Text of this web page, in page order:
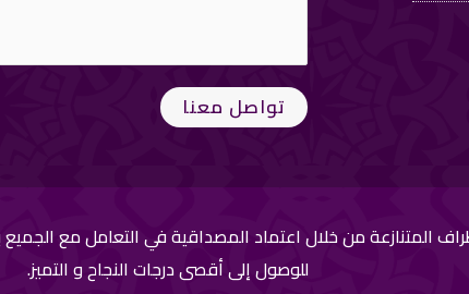
تواصل معنا
المتنازعة من خلال اعتماد المصداقية في التعامل مع الجميع
للوصول إلى أقصى درجات النجاح و التميز.